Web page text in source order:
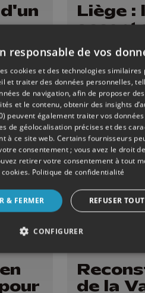
Liège :
projet
Cadran
de la
responsable de vos
cookies et des technologies similaires
et traiter des données personnelles,
de navigation, afin de proposer
et le contenu, obtenir des insights
peuvent également traiter vos données
de géolocalisation précises et des
à ce site web. Certains fournisseurs
consentement ; vous avez le droit
retirer votre consentement à tout
. Politique de confidentialité
& FERMER REFUSER TOUT
CONFIGURER